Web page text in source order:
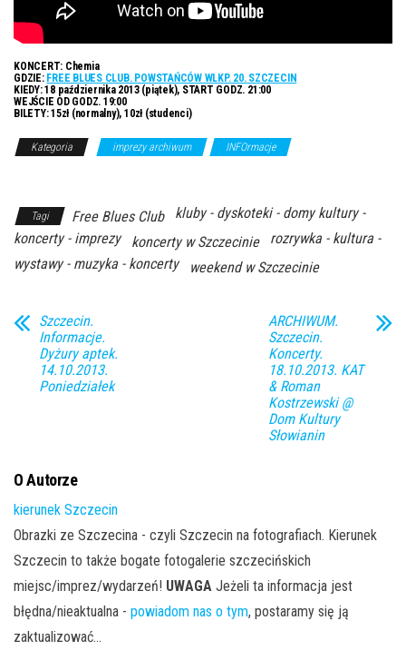
KONCERT: Chemia
GDZIE: FREE BLUES CLUB. POWSTAŃCÓW WLKP. 20. SZCZECIN
KIEDY:18 października 2013 (piątek), START GODZ. 21:00
WEJŚCIE OD GODZ. 19:00
BILETY:15zł (normalny), 10zł (studenci)
Kategoria imprezy archiwum INFOrmacje
Tagi Free Blues Club
kluby - dyskoteki - domy kultury -
koncerty - imprezy
koncerty w Szczecinie
rozrywka - kultura -
wystawy - muzyka - koncerty
weekend w Szczecinie
Szczecin.
Informacje.
Dyżury aptek.
14.10.2013.
Poniedziałek
ARCHIWUM.
Szczecin.
Koncerty.
18.10.2013. KAT
& Roman
Kostrzewski @
Dom Kultury
Słowianin
O Autorze
kierunek Szczecin
Obrazki ze Szczecina - czyli Szczecin na fotografiach. Kierunek
Szczecin to także bogate fotogalerie szczecińskich
miejsc/imprez/wydarzeń! UWAGA Jeżeli ta informacja jest
błędna/nieaktualna - powiadom nas o tym, postaramy się ją
zaktualizować...